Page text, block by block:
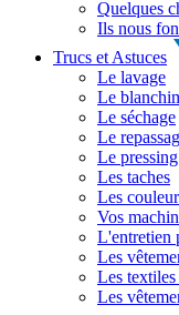
Quelques
Ils nous
Trucs et Astuces
Le lavage
Le
Le séchage
Le
Le pressing
Les taches
Les
Vos
L'entretien
Les
Les
Les